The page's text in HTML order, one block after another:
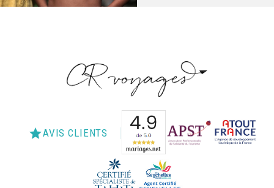
starAVIS CLIENTS